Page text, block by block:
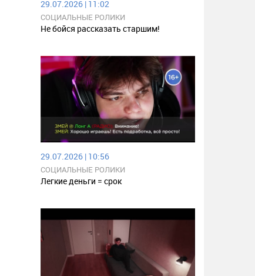
29.07.2026 | 11:02
СОЦИАЛЬНЫЕ РОЛИКИ
Не бойся рассказать старшим!
29.07.2026 | 10:56
СОЦИАЛЬНЫЕ РОЛИКИ
Легкие деньги = срок